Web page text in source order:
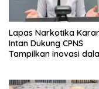
Lapas Narkotika
Intan Dukung CPNS
Tampilkan Inovasi